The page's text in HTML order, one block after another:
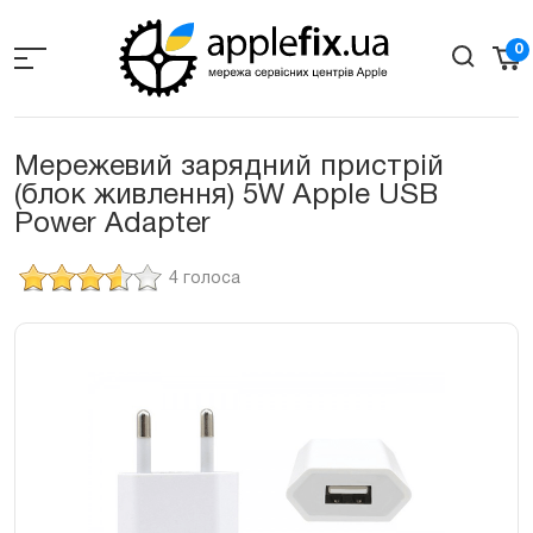
the
0
Мережевий зарядний пристрій
(блок живлення) 5W Apple USB
Power Adapter
4 голоса